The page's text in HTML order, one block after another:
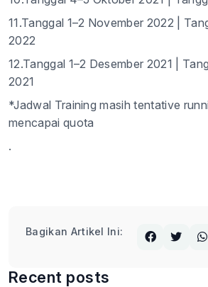
11.Tanggal 1–2 November 2022 |
2022
12.Tanggal 1–2 Desember 2021 |
2021
*Jadwal Trainingmasih tentative
mencapai quota
.
Bagikan Artikel Ini:
Recent posts